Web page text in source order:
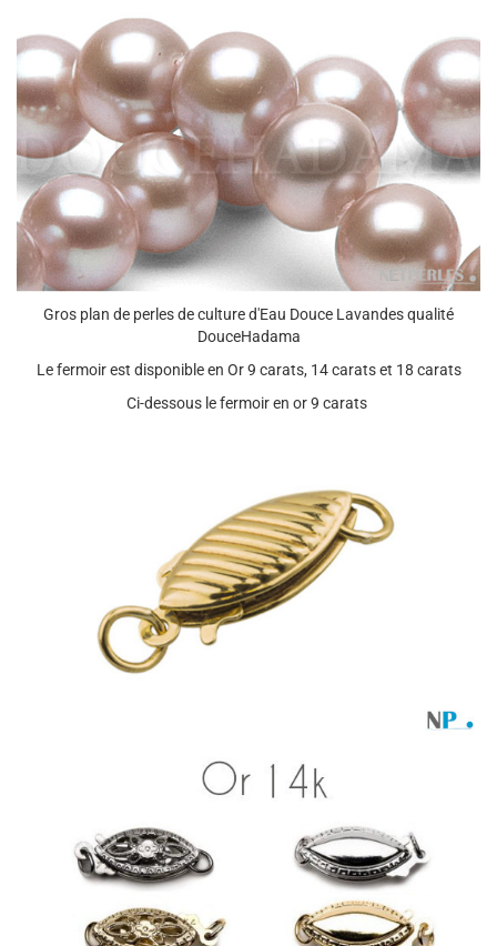
Gros plan de perles de culture d'Eau Douce Lavandes qualité
DouceHadama
Le fermoir est disponible en Or 9 carats, 14 carats et 18 carats
Ci-dessous le fermoir en or 9 carats